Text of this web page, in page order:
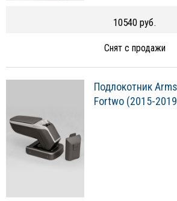
10540 руб.
Снят с продажи
Подлокотник
Fortwo (2015-